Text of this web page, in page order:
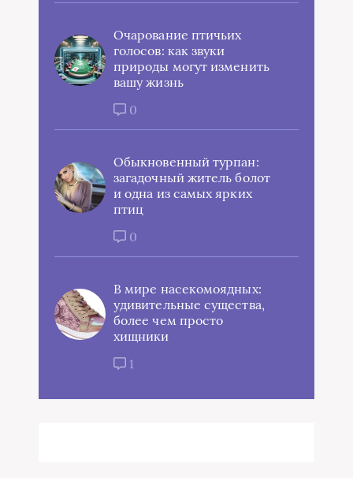
Очарование птичьих
голосов: как звуки
природы могут изменить
вашу жизнь
0
Обыкновенный турпан:
загадочный житель болот
и одна из самых ярких
птиц
0
В мире насекомоядных:
удивительные существа,
более чем просто
хищники
1